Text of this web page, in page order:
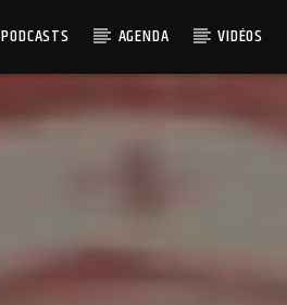
PODCASTS AGENDA VIDÉOS